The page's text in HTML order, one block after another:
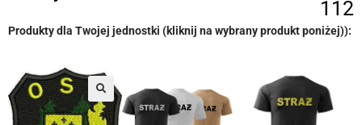
112
Produkty dla Twojej jednostki (kliknij na wybrany produkt poniżej)):